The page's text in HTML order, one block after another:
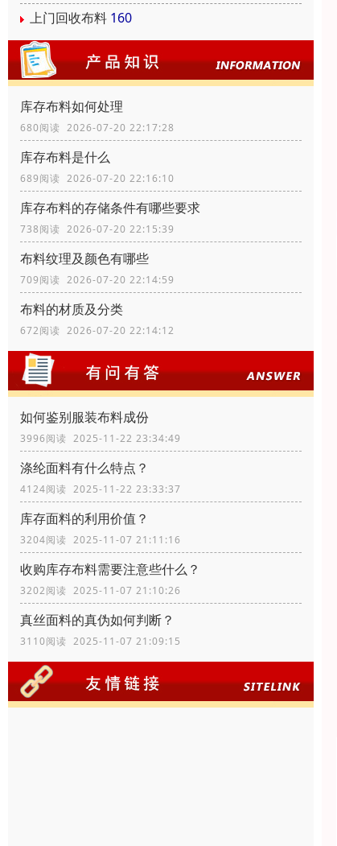
上门回收布料 160
库存布料如何处理
680阅读 2026-07-20 22:17:28
库存布料是什么
689阅读 2026-07-20 22:16:10
库存布料的存储条件有哪些要求
738阅读 2026-07-20 22:15:39
布料纹理及颜色有哪些
709阅读 2026-07-20 22:14:59
布料的材质及分类
672阅读 2026-07-20 22:14:12
如何鉴别服装布料成份
3996阅读 2025-11-22 23:34:49
涤纶面料有什么特点？
4124阅读 2025-11-22 23:33:37
库存面料的利用价值？
3204阅读 2025-11-07 21:11:16
收购库存布料需要注意些什么？
3202阅读 2025-11-07 21:10:26
真丝面料的真伪如何判断？
3110阅读 2025-11-07 21:09:15